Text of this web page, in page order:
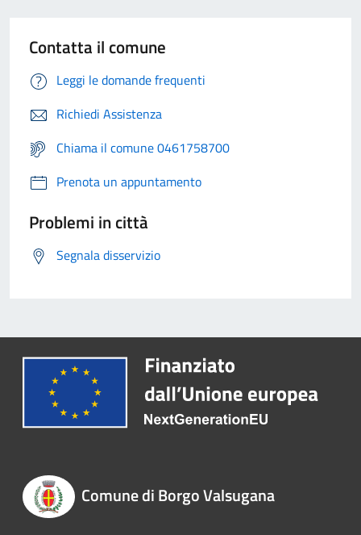
Contatta il comune
Leggi le domande frequenti
Richiedi Assistenza
Chiama il comune 0461758700
Prenota un appuntamento
Problemi in città
Segnala disservizio
Comune di Borgo Valsugana